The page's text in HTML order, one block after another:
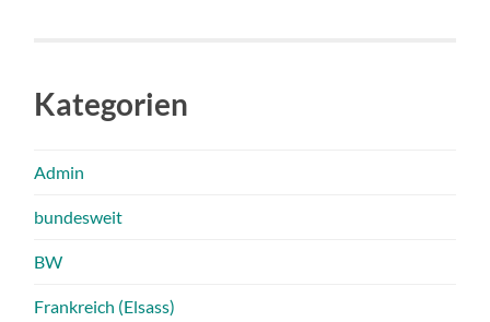
Kategorien
Admin
bundesweit
BW
Frankreich (Elsass)